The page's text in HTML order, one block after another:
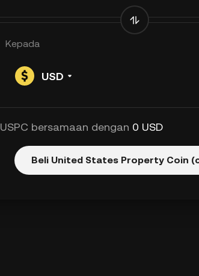
Kepada
USD
bersamaan dengan 0 USD
Beli United States Property Coin